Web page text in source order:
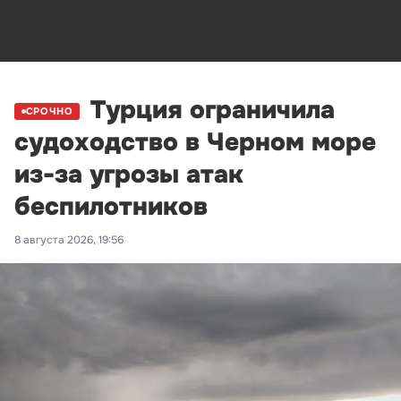
СРОЧНО
Турция ограничила
судоходство в Черном море
из-за угрозы атак
беспилотников
8 августа 2026, 19:56